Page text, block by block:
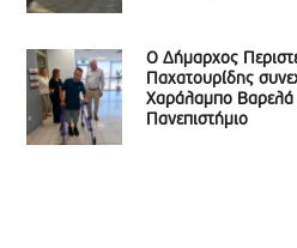
Ο Δήμαρχος
Παχατουρίδης
Χαράλαμπο Βαρελά
Πανεπιστήμιο